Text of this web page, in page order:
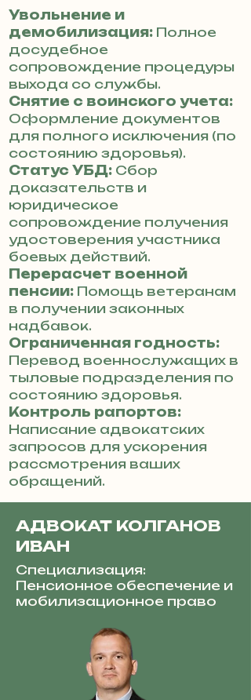
Увольнение и
демобилизация: Полное
досудебное
сопровождение процедуры
выхода со службы.
Снятие с воинского учета:
Оформление документов
для полного исключения (по
состоянию здоровья).
Статус УБД: Сбор
доказательств и
юридическое
сопровождение получения
удостоверения участника
боевых действий.
Перерасчет военной
пенсии: Помощь ветеранам
в получении законных
надбавок.
Ограниченная годность:
Перевод военнослужащих в
тыловые подразделения по
состоянию здоровья.
Контроль рапортов:
Написание адвокатских
запросов для ускорения
рассмотрения ваших
обращений.
АДВОКАТ КОЛГАНОВ
ИВАН
Специализация:
Пенсионное обеспечение и
мобилизационное право